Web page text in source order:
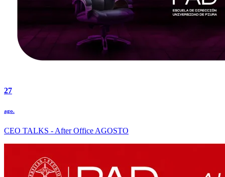
27
ago.
CEO TALKS - After Office AGOSTO